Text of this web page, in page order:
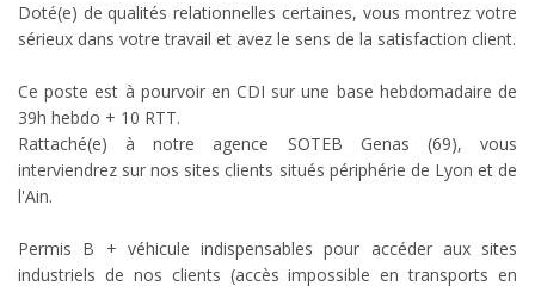
Doté(e) de qualités relationnelles certaines, vous montrez votre
sérieux dans votre travail et avez le sens de la satisfaction client.
Ce poste est à pourvoir en CDI sur une base hebdomadaire de
39h hebdo + 10 RTT.
Rattaché(e) à notre agence SOTEB Genas (69), vous
interviendrez sur nos sites clients situés périphérie de Lyon et de
l'Ain.
Permis B + véhicule indispensables pour accéder aux sites
industriels de nos clients (accès impossible en transports en